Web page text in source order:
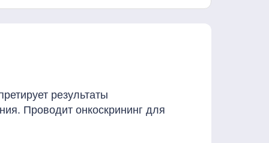
результаты
Проводит онкоскрининг для